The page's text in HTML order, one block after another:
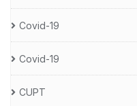
Covid-19
Covid-19
CUPT